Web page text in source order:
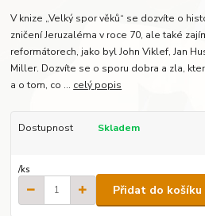
V knize „Velký spor věků“ se dozvíte o
zničení Jeruzaléma v roce 70, ale také
reformátorech, jako byl John Viklef, Jan
Miller. Dozvíte se o sporu dobra a zla,
a o tom, co ... celý popis
Dostupnost Skladem
/ks
Přidat do košíku